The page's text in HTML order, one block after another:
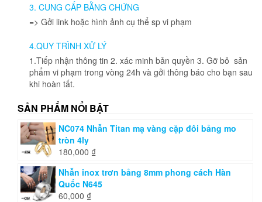
3. CUNG CẤP BẰNG CHỨNG
=> Gởi link hoặc hình ảnh cụ thể sp vi phạm
4.QUY TRÌNH XỬ LÝ
1.Tiếp nhận thông tin 2. xác minh bản quyền 3. Gỡ bỏ sản
phẩm vi phạm trong vòng 24h và gởi thông báo cho bạn sau
khi hoàn tất.
SẢN PHẨM NỔI BẬT
NC074 Nhẫn Titan mạ vàng cặp đôi bảng mo
tròn 4ly
180,000 ₫
Nhẫn inox trơn bảng 8mm phong cách Hàn
Quốc N645
60,000 ₫